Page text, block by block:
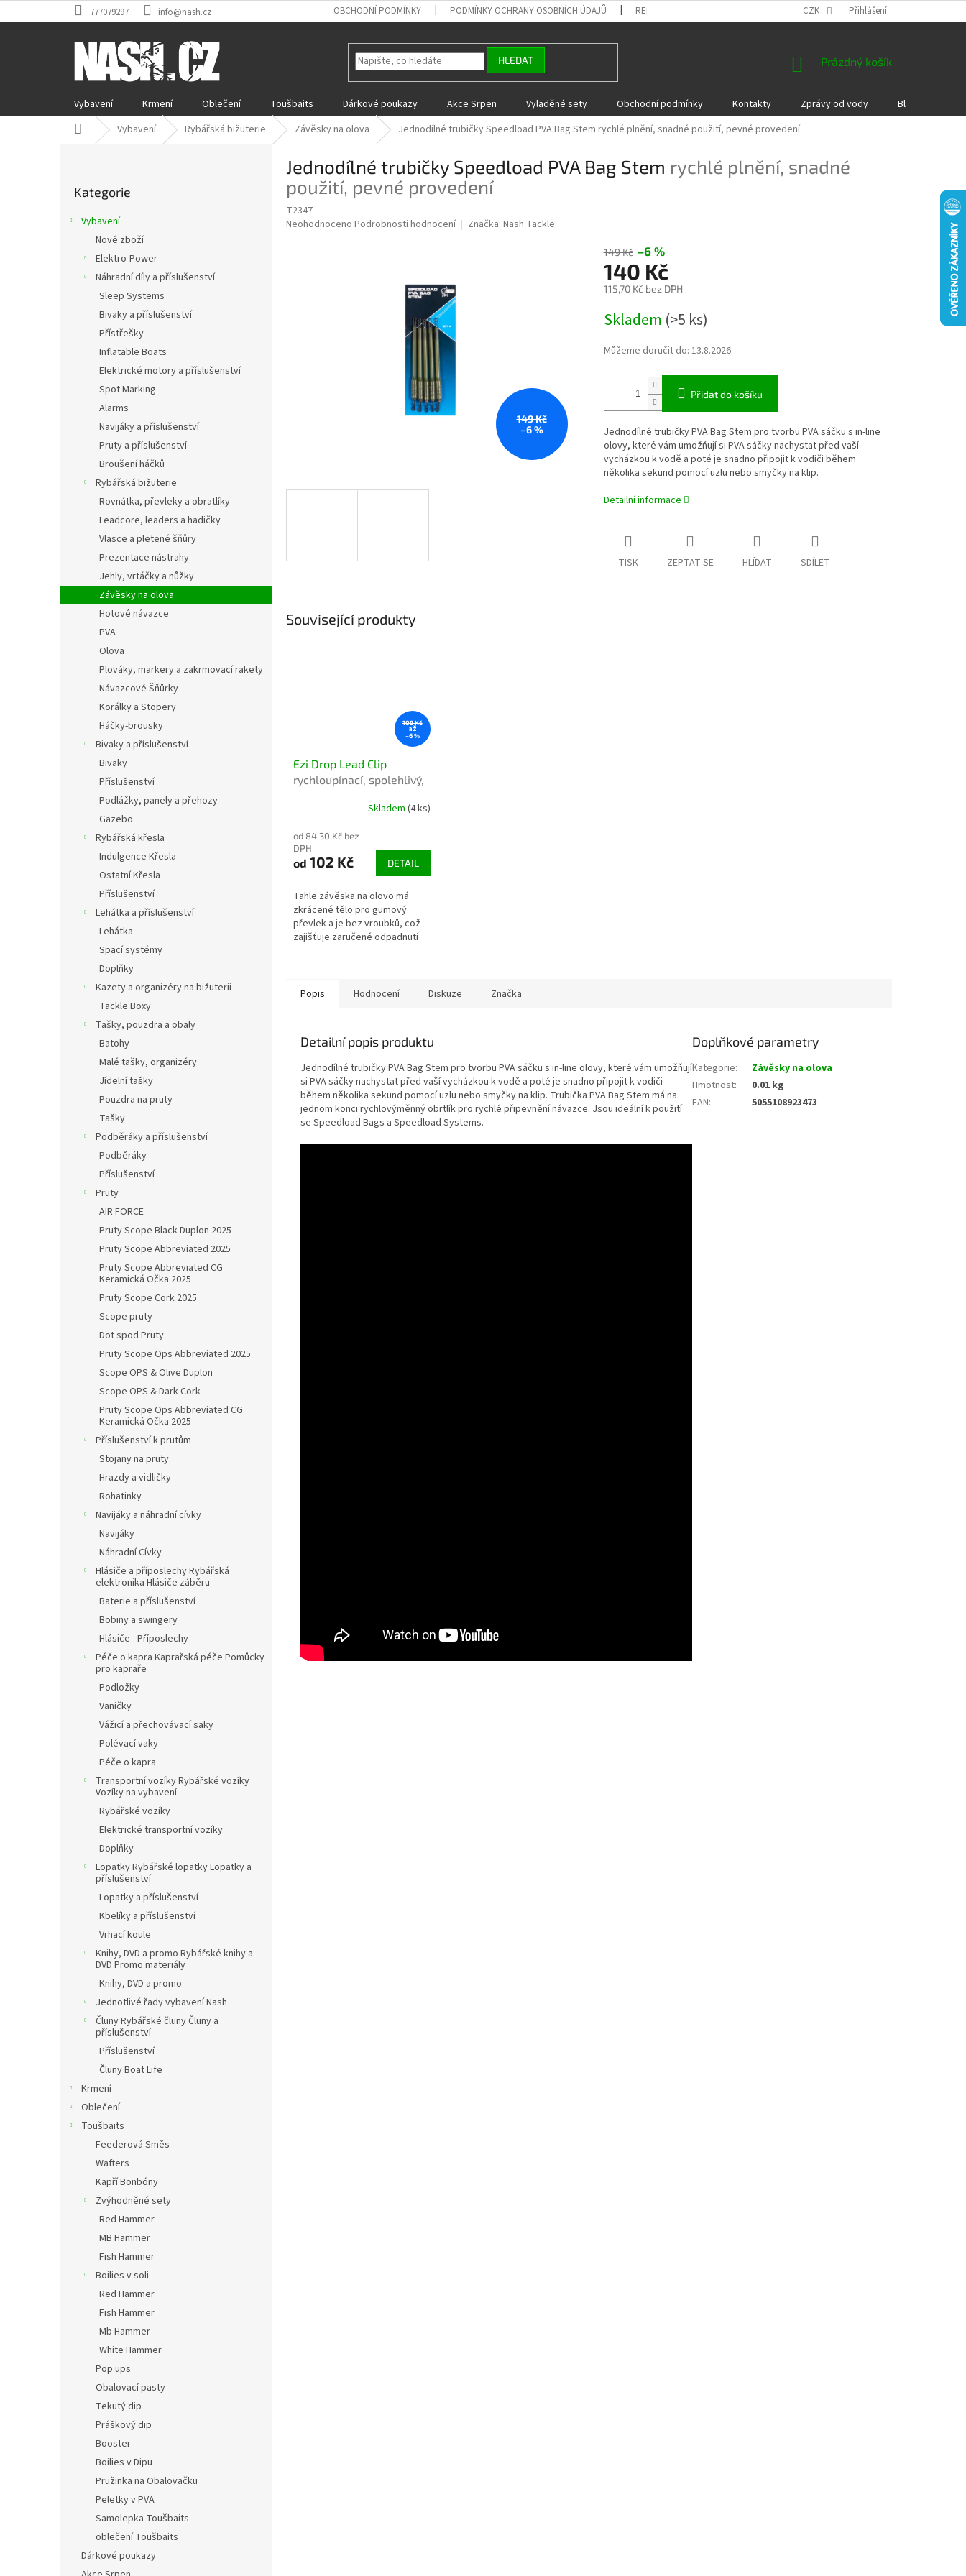
na
777079297 info@nash.cz OBCHODNÍ PODMÍNKY PODMÍNKY OCHRANY OSOBNÍCH ÚDAJŮ REKLAMACE A VRÁCENÍ ZBOŽÍ DÁRKOVÉ POUKAZY
CZK Přihlášení
HLEDAT
NÁKUPNÍ
Prázdný košík
Vybavení Krmení Oblečení Toušbaits Dárkové poukazy Akce Srpen Vyladěné sety Obchodní podmínky Kontakty Zprávy od vody Blog
Domů Vybavení Rybářská bižuterie Závěsky na olova Jednodílné trubičky Speedload PVA Bag Stem rychlé plnění, snadné použití, pevné provedení
kategorie
Kategorie
Vybavení
Nové zboží
Elektro-Power
Náhradní díly a příslušenství
Sleep Systems
Bivaky a příslušenství
Přístřešky
Inflatable Boats
Elektrické motory a příslušenství
Spot Marking
Alarms
Navijáky a příslušenství
Pruty a příslušenství
Broušení háčků
Rybářská bižuterie
Rovnátka, převleky a obratlíky
Leadcore, leaders a hadičky
Vlasce a pletené šňůry
Prezentace nástrahy
Jehly, vrtáčky a nůžky
Závěsky na olova
Hotové návazce
PVA
Olova
Plováky, markery a zakrmovací rakety
Návazcové Šňůrky
Korálky a Stopery
Háčky-brousky
Bivaky a příslušenství
Bivaky
Příslušenství
Podlážky, panely a přehozy
Gazebo
Rybářská křesla
Indulgence Křesla
Ostatní Křesla
Příslušenství
Lehátka a příslušenství
Lehátka
Spací systémy
Doplňky
Kazety a organizéry na bižuterii
Tackle Boxy
Tašky, pouzdra a obaly
Batohy
Malé tašky, organizéry
Jídelní tašky
Pouzdra na pruty
Tašky
Podběráky a příslušenství
Podběráky
Příslušenství
Pruty
AIR FORCE
Pruty Scope Black Duplon 2025
Pruty Scope Abbreviated 2025
Pruty Scope Abbreviated CG
Keramická Očka 2025
Pruty Scope Cork 2025
Scope pruty
Dot spod Pruty
Pruty Scope Ops Abbreviated 2025
Scope OPS & Olive Duplon
Scope OPS & Dark Cork
Pruty Scope Ops Abbreviated CG
Keramická Očka 2025
Příslušenství k prutům
Stojany na pruty
Hrazdy a vidličky
Rohatinky
Navijáky a náhradní cívky
Navijáky
Náhradní Cívky
Hlásiče a příposlechy Rybářská
elektronika Hlásiče záběru
Baterie a příslušenství
Bobiny a swingery
Hlásiče - Příposlechy
Péče o kapra Kaprařská péče Pomůcky
pro kapraře
Podložky
Vaničky
Vážicí a přechovávací saky
Polévací vaky
Péče o kapra
Transportní vozíky Rybářské vozíky
Vozíky na vybavení
Rybářské vozíky
Elektrické transportní vozíky
Doplňky
Lopatky Rybářské lopatky Lopatky a
příslušenství
Lopatky a příslušenství
Kbelíky a příslušenství
Vrhací koule
Knihy, DVD a promo Rybářské knihy a
DVD Promo materiály
Knihy, DVD a promo
Jednotlivé řady vybavení Nash
Čluny Rybářské čluny Čluny a
příslušenství
Příslušenství
Čluny Boat Life
Krmení
Oblečení
Toušbaits
Feederová Směs
Wafters
Kapří Bonbóny
Zvýhodněné sety
Red Hammer
MB Hammer
Fish Hammer
Boilies v soli
Red Hammer
Fish Hammer
Mb Hammer
White Hammer
Pop ups
Obalovací pasty
Tekutý dip
Práškový dip
Booster
Boilies v Dipu
Pružinka na Obalovačku
Peletky v PVA
Samolepka Toušbaits
oblečení Toušbaits
Dárkové poukazy
Jednodílné trubičky Speedload PVA Bag Stem rychlé plnění, snadné
použití, pevné provedení
T2347
Průměrné
Neohodnoceno Podrobnosti hodnocení Značka: Nash Tackle
149 Kč
–6 %
149 Kč –6 %
140 Kč
115,70 Kč bez DPH
cena:
Skladem (>5 ks)
Můžeme doručit do: 13.8.2026
Přidat do košíku
Jednodílné trubičky PVA Bag Stem pro tvorbu PVA sáčku s in-line
olovy, které vám umožňují si PVA sáčky nachystat před vaší
vycházkou k vodě a poté je snadno připojit k vodiči během
několika sekund pomocí uzlu nebo smyčky na klip.
Detailní informace
TISK ZEPTAT SE HLÍDAT SDÍLET
Související produkty
109 Kč
až
–6 %
Ezi Drop Lead Clip
rychloupínací, spolehlivý,
Skladem (4 ks)
od 84,30 Kč bez
DPH
od 102 Kč DETAIL
Tahle závěska na olovo má
zkrácené tělo pro gumový
převlek a je bez vroubků, což
zajišťuje zaručené odpadnutí
Popis Hodnocení Diskuze Značka
Detailní popis produktu
Jednodílné trubičky PVA Bag Stem pro tvorbu PVA sáčku s in-line olovy, které vám umožňují
si PVA sáčky nachystat před vaší vycházkou k vodě a poté je snadno připojit k vodiči
během několika sekund pomocí uzlu nebo smyčky na klip. Trubička PVA Bag Stem má na
jednom konci rychlovýměnný obrtlík pro rychlé připevnění návazce. Jsou ideální k použití
se Speedload Bags a Speedload Systems.
Doplňkové parametry
Kategorie:
Závěsky na olova
Hmotnost:
0.01 kg
EAN: 5055108923473